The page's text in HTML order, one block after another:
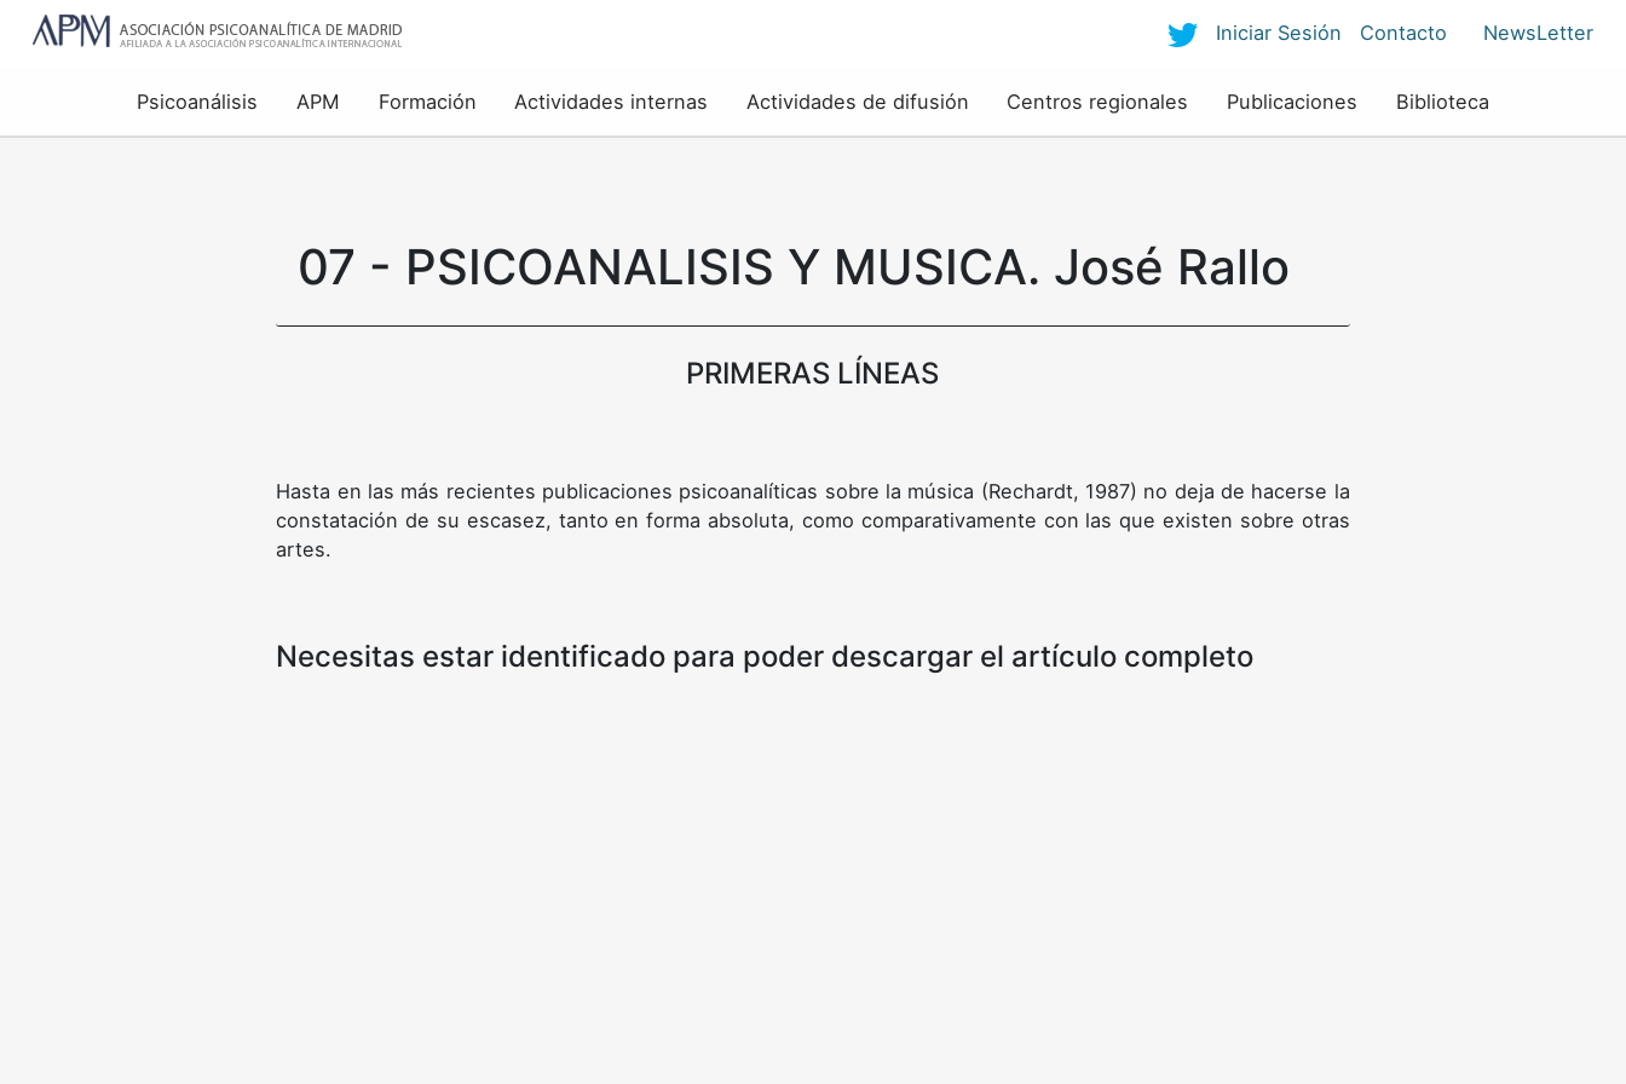
Iniciar Sesión Contacto NewsLetter
Psicoanálisis APM Formación Actividades internas Actividades de difusión Centros regionales Publicaciones Biblioteca
07 - PSICOANALISIS Y MUSICA. José Rallo
PRIMERAS LÍNEAS
Hasta en las más recientes publicaciones psicoanalíticas sobre la música (Rechardt, 1987) no deja de hacerse la
constatación de su escasez, tanto en forma absoluta, como comparativamente con las que existen sobre otras
artes.
Necesitas estar identificado para poder descargar el artículo completo